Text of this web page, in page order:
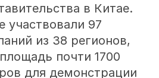
в Китае.
участвовали 97
из 38 регионов,
почти 1700
для демонстрации